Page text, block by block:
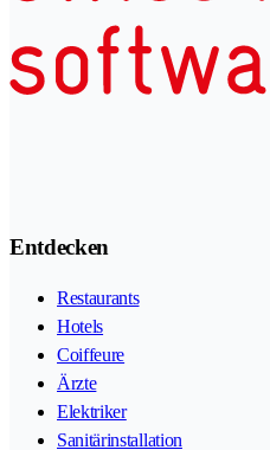
Entdecken
Restaurants
Hotels
Coiffeure
Ärzte
Elektriker
Sanitärinstallation